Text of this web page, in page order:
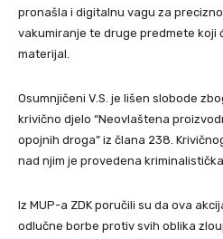
pronašla i digitalnu vagu za
vakumiranje te druge predmete koji
materijal.
Osumnjičeni V.S. je lišen slobode
krivično djelo “Neovlaštena
opojnih droga” iz člana 238.
nad njim je provedena
Iz MUP-a ZDK poručili su da ova
odlučne borbe protiv svih oblika